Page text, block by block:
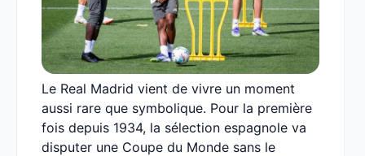
Le Real Madrid vient de vivre un moment
aussi rare que symbolique. Pour la première
fois depuis 1934, la sélection espagnole va
disputer une Coupe du Monde sans le